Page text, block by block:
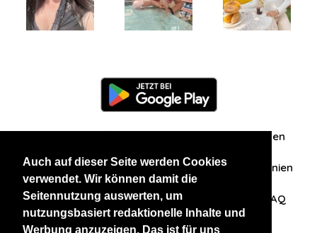
Auch auf dieser Seite werden Cookies
verwendet. Wir können damit die
Seitennutzung auswerten, um
nutzungsbasiert redaktionelle Inhalte und
Werbung anzuzeigen. Das ist für uns
Zuschriften/Erfahrungen
Datenschutzerklärung AGB Datenschutzrichtlinien
Nehmen Sie Kontakt mit uns auf FAQ